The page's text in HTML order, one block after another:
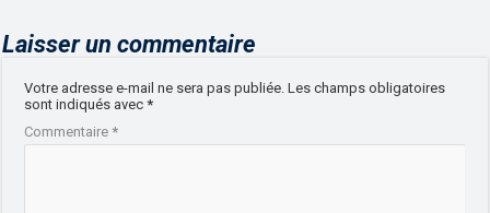
Laisser un commentaire
Votre adresse e-mail ne sera pas publiée. Les champs obligatoires
sont indiqués avec*
Commentaire*